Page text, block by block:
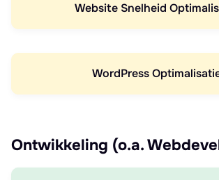
Website Snelheid
WordPress
Ontwikkeling (o.a.